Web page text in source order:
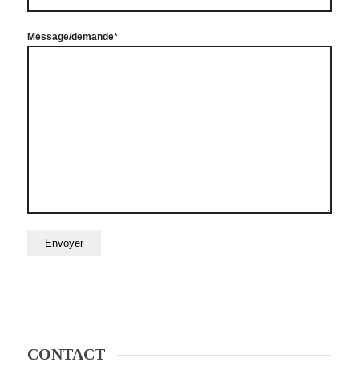
Message/demande*
CONTACT